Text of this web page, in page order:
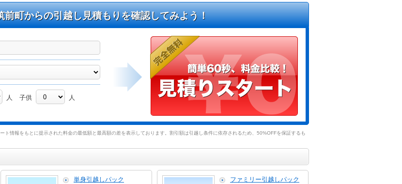
前町からの引越し見積もりを確認してみよう！
人 子供 人
情報をもとに提示された料金の最低額と最高額の差を表示しております。割引額は引越し条件に依存されるため、50%OFFを保証するも
単身引越しパック ファミリー引越しパック